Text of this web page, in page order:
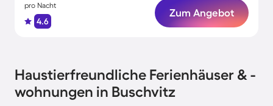
pro Nacht
4.6
Zum Angebot
Haustierfreundliche Ferienhäuser & -
wohnungen in Buschvitz